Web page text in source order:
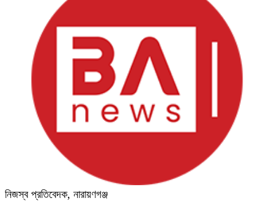
নিজস্ব প্রতিবেদক, নারায়ণগঞ্জ